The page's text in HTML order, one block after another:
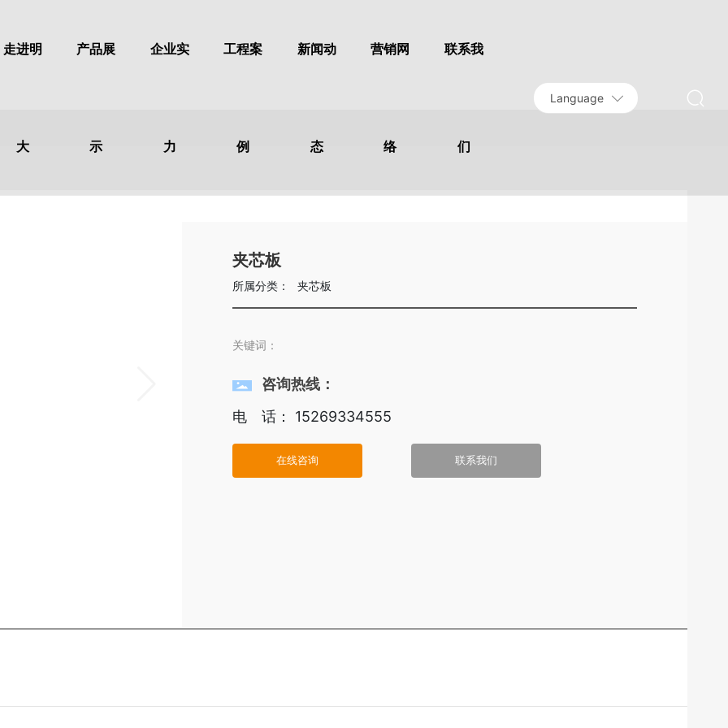
走进明
大
产品展
示
企业实
力
工程案
例
新闻动
态
营销网
络
联系我
们
Language
夹芯板
所属分类： 夹芯板
关键词：
咨询热线：
电 话：
15269334555
在线咨询 联系我们